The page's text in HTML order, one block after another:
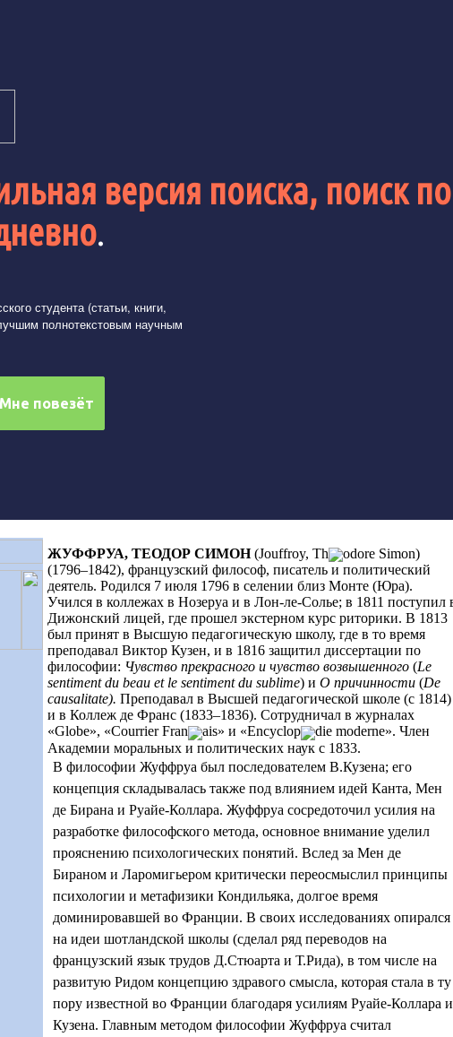
версия поиска, поиск
.
студента (статьи, книги,
полнотекстовым научным
ЖУФФРУА, ТЕОДОР СИМОН (Jouffroy, Th
odore Simon)
(1796–1842), французский философ, писатель и политический
деятель. Родился 7 июля 1796 в селении близ Монте (Юра).
Учился в коллежах в Нозеруа и в Лон-ле-Солье; в 1811 поступил
Дижонский лицей, где прошел экстерном курс риторики. В 1813
был принят в Высшую педагогическую школу, где в то время
преподавал Виктор Кузен, и в 1816 защитил диссертации по
философии: Чувство прекрасного и чувство возвышенного (Le
sentiment du beau et le sentiment du sublime) и О причинности (De
causalitate). Преподавал в Высшей педагогической школе (с 1814)
и в Коллеж де Франс (1833–1836). Сотрудничал в журналах
«Globe», «Courrier Fran
ais» и «Encyclop die moderne». Член
Академии моральных и политических наук с 1833.
В философии Жуффруа был последователем В.Кузена; его
концепция складывалась также под влиянием идей Канта, Мен
де Бирана и Руайе-Коллара. Жуффруа сосредоточил усилия на
разработке философского метода, основное внимание уделил
прояснению психологических понятий. Вслед за Мен де
Бираном и Ларомигьером критически переосмыслил принципы
психологии и метафизики Кондильяка, долгое время
доминировавшей во Франции. В своих исследованиях опирался
на идеи шотландской школы (сделал ряд переводов на
французский язык трудов Д.Стюарта и Т.Рида), в том числе на
развитую Ридом концепцию здравого смысла, которая стала в ту
пору известной во Франции благодаря усилиям Руайе-Коллара и
Кузена. Главным методом философии Жуффруа считал